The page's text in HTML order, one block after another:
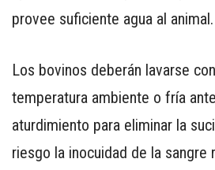
provee suficiente agua al animal.
Los bovinos deberán lavarse
temperatura ambiente o fría
aturdimiento para eliminar la
riesgo la inocuidad de la sangre